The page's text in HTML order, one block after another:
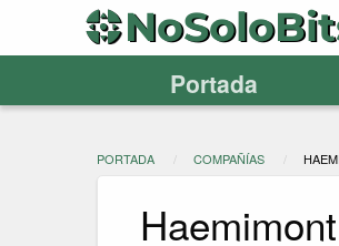
Portada
PORTADA COMPAÑÍAS